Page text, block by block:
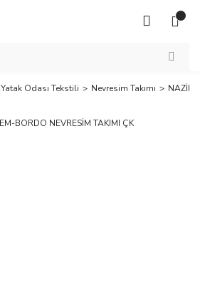
Yatak Odası Tekstili Nevresim Takımı NAZİK